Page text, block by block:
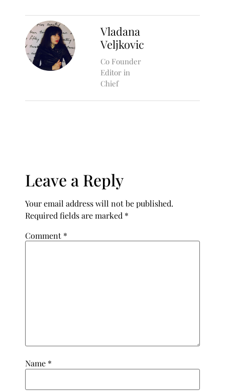
Vladana
Veljkovic
Co Founder
Editor in
Chief
Leave a Reply
Your email address will not be published.
Required fields are marked *
Comment *
Name *